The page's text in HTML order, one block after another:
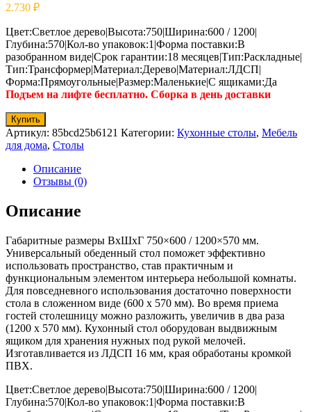
2.730 ₽
Цвет:Светлое дерево|Высота:750|Ширина:600 / 1200|
Глубина:570|Кол-во упаковок:1|Форма поставки:В
разобранном виде|Срок гарантии:18 месяцев|Тип:Раскладные|
Тип:Трансформер|Материал:Дерево|Материал:ЛДСП|
Форма:Прямоугольные|Размер:Маленькие|С ящиками:Да
Подъем на лифте бесплатно. Сборка в день доставки
Купить
Артикул: 85bcd25b6121 Категории: Кухонные столы, Мебель
для дома, Столы
Описание
Отзывы (0)
Описание
Габаритные размеры ВхШхГ 750×600 / 1200×570 мм.
Универсальный обеденный стол поможет эффективно
использовать пространство, став практичным и
функциональным элементом интерьера небольшой комнаты.
Для повседневного использования достаточно поверхности
стола в сложенном виде (600 х 570 мм). Во время приема
гостей столешницу можно разложить, увеличив в два раза
(1200 х 570 мм). Кухонный стол оборудован выдвижным
ящиком для хранения нужных под рукой мелочей.
Изготавливается из ЛДСП 16 мм, края обработаны кромкой
ПВХ.
Цвет:Светлое дерево|Высота:750|Ширина:600 / 1200|
Глубина:570|Кол-во упаковок:1|Форма поставки:В